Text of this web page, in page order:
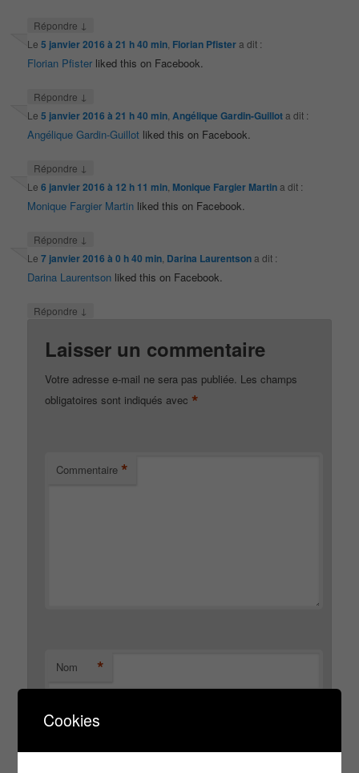
Répondre ↓
Le5 janvier 2016 à 21 h 40 min Florian Pfistera dit :
Florian Pfister liked this on Facebook.
Répondre ↓
Le5 janvier 2016 à 21 h 40 min Angélique Gardin-Guillota dit :
Angélique Gardin-Guillot liked this on Facebook.
Répondre ↓
Le6 janvier 2016 à 12 h 11 min Monique Fargier Martina dit :
Monique Fargier Martin liked this on Facebook.
Répondre ↓
Le7 janvier 2016 à 0 h 40 min Darina Laurentsona dit :
Darina Laurentson liked this on Facebook.
Répondre ↓
Laisser un commentaire
Votre adresse e-mail ne sera pas publiée. Les champs
obligatoires sont indiqués avec *
Commentaire *
Nom *
*
Cookies